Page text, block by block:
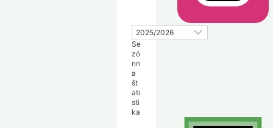
Se
zó
nn
a
št
ati
sti
ka